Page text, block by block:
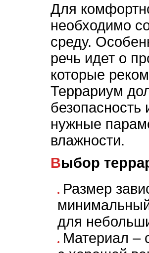
Для
необходимо
среду.
речь идет о
которые
Террариум
безопасность
нужные
влажности.
Выбор
Размер
для
Материал –